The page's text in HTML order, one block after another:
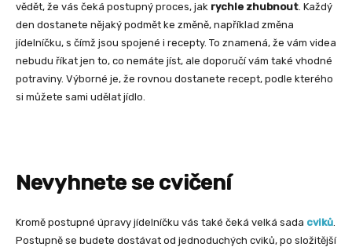
vědět, že vás čeká postupný proces, jak rychle zhubnout. Každý
den dostanete nějaký podmět ke změně, například změna
jídelníčku, s čímž jsou spojené i recepty. To znamená, že vám videa
nebudu říkat jen to, co nemáte jíst, ale doporučí vám také vhodné
potraviny. Výborné je, že rovnou dostanete recept, podle kterého
si můžete sami udělat jídlo.
Nevyhnete se cvičení
Kromě postupné úpravy jídelníčku vás také čeká velká sada cviků.
Postupně se budete dostávat od jednoduchých cviků, po složitější